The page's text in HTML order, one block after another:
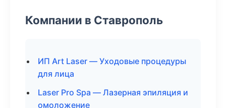
Компании в Ставрополь
ИП Art Laser — Уходовые процедуры
для лица
Laser Pro Spa — Лазерная эпиляция и
омоложение